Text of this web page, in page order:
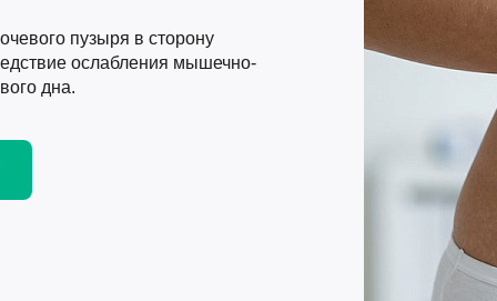
пузыря в сторону
ослабления мышечно-
дна.